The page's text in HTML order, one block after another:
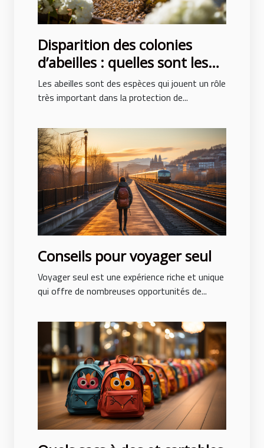
Disparition des colonies
d’abeilles : quelles sont les
causes ?
Les abeilles sont des espèces qui jouent un rôle
très important dans la protection de...
Conseils pour voyager seul
Voyager seul est une expérience riche et unique
qui offre de nombreuses opportunités de...